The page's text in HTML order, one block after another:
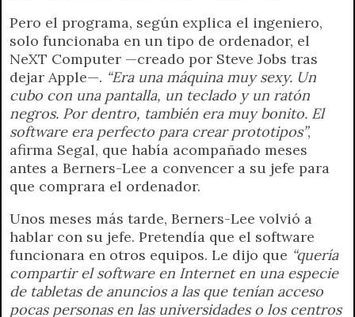
Pero el programa, según explica el ingeniero,
solo funcionaba en un tipo de ordenador, el
NeXT Computer —creado por Steve Jobs tras
dejar Apple—. “Era una máquina muy sexy. Un
cubo con una pantalla, un teclado y un ratón
negros. Por dentro, también era muy bonito. El
software era perfecto para crear prototipos”,
afirma Segal, que había acompañado meses
antes a Berners-Lee a convencer a su jefe para
que comprara el ordenador.
Unos meses más tarde, Berners-Lee volvió a
hablar con su jefe. Pretendía que el software
funcionara en otros equipos. Le dijo que “quería
compartir el software en Internet en una especie
de tabletas de anuncios a las que tenían acceso
pocas personas en las universidades o los centros